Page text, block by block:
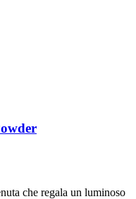
che regala un luminoso